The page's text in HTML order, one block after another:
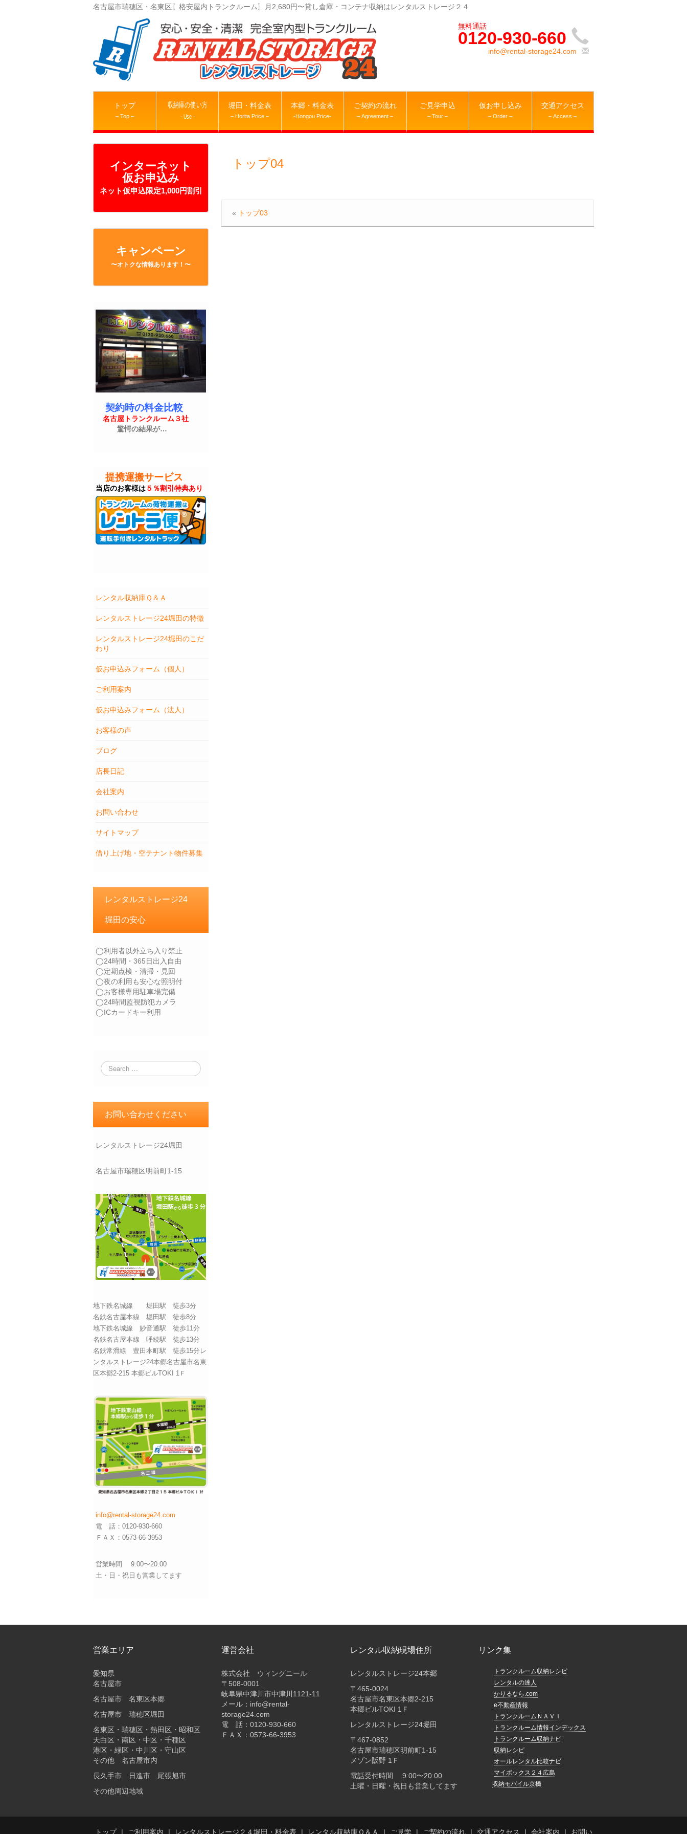
名古屋市瑞穂区・名東区〖格安屋内トランクルーム〗月2,680円〜貸し倉庫・コンテナ収納はレンタルストレージ２４
0120-930-660
info@rental-storage24.com
トップ
– Top –
収納庫の使い方
– Use –
堀田・料金表
– Horita Price –
本郷・料金表
-Hongou Price-
ご契約の流れ
– Agreement –
ご見学申込
– Tour –
仮お申し込み
– Order –
交通アクセス
– Access –
インターネット
仮お申込み
ネット仮申込限定1,000円割引
キャンペーン
〜オトクな情報あります！〜
契約時の料金比較
名古屋トランクルーム３社
驚愕の結果が…
提携運搬サービス
当店のお客様は５％割引特典あり
レンタル収納庫Ｑ＆Ａ
レンタルストレージ24堀田の特徴
レンタルストレージ24堀田のこだ
わり
仮お申込みフォーム（個人）
ご利用案内
仮お申込みフォーム（法人）
お客様の声
ブログ
店長日記
会社案内
お問い合わせ
サイトマップ
借り上げ地・空テナント物件募集
レンタルストレージ24
堀田の安心
◯利用者以外立ち入り禁止
◯24時間・365日出入自由
◯定期点検・清掃・見回
◯夜の利用も安心な照明付
◯お客様専用駐車場完備
◯24時間監視防犯カメラ
◯ICカードキー利用
お問い合わせください
レンタルストレージ24堀田
名古屋市瑞穂区明前町1-15
地下鉄名城線 堀田駅 徒歩3分
名鉄名古屋本線 堀田駅 徒歩8分
地下鉄名城線 妙音通駅 徒歩11分
名鉄名古屋本線 呼続駅 徒歩13分
名鉄常滑線 豊田本町駅 徒歩15分レ
ンタルストレージ24本郷名古屋市名東
区本郷2-215 本郷ビルTOKI 1Ｆ
info@rental-storage24.com
電 話：0120-930-660
ＦＡＸ：0573-66-3953
営業時間 9:00〜20:00
土・日・祝日も営業してます
トップ04
« トップ03
営業エリア
愛知県
名古屋市
名古屋市 名東区本郷
名古屋市 瑞穂区堀田
名東区・瑞穂区・熱田区・昭和区
天白区・南区・中区・千種区
港区・緑区・中川区・守山区
その他 名古屋市内
長久手市 日進市 尾張旭市
その他周辺地域
運営会社
株式会社 ウィングニール
〒508-0001
岐阜県中津川市中津川1121-11
メール：info@rental-
storage24.com
電 話：0120-930-660
ＦＡＸ：0573-66-3953
レンタル収納現場住所
レンタルストレージ24本郷
〒465-0024
名古屋市名東区本郷2-215
本郷ビルTOKI 1Ｆ
レンタルストレージ24堀田
〒467-0852
名古屋市瑞穂区明前町1-15
メゾン阪野 1Ｆ
電話受付時間 9:00〜20:00
土曜・日曜・祝日も営業してます
リンク集
トランクルーム収納レシピ
レンタルの達人
かりるなら.com
e不動産情報
トランクルームＮＡＶＩ
トランクルーム情報インデックス
トランクルーム収納ナビ
収納レシピ
オールレンタル比較ナビ
マイボックス２４広島
収納モバイル京橋
トップ ご利用案内 レンタルストレージ２４堀田・料金表 レンタル収納庫Ｑ＆Ａ ご見学 ご契約の流れ 交通アクセス 会社案内 お問い